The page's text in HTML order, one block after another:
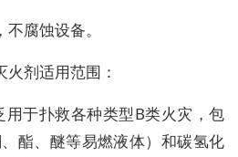
腐蚀设备。
剂适用范围：
于扑救各种类型B类火灾，包
酯、醚等易燃液体）和碳氢化